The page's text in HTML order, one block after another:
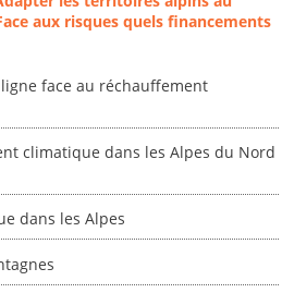
aux risques quels financements
face au réchauffement
climatique dans les Alpes du Nord
dans les Alpes